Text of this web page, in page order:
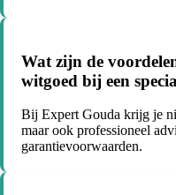
Wat zijn de
witgoed bij een
Bij Expert Gouda krijg je
maar ook professioneel
garantievoorwaarden.